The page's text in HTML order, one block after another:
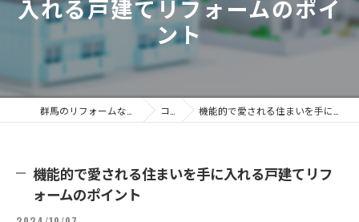
入れる戸建てリフォームのポイ
ント
コラム 機能的で愛される住まいを手に入れる戸建てリフォームのポイント
機能的で愛される住まいを手に入れる戸建てリフ
ォームのポイント